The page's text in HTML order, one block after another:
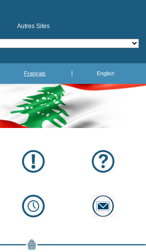
Autres Sites
Français English